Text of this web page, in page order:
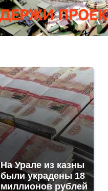
На Урале из казны
были украдены 18
миллионов рублей